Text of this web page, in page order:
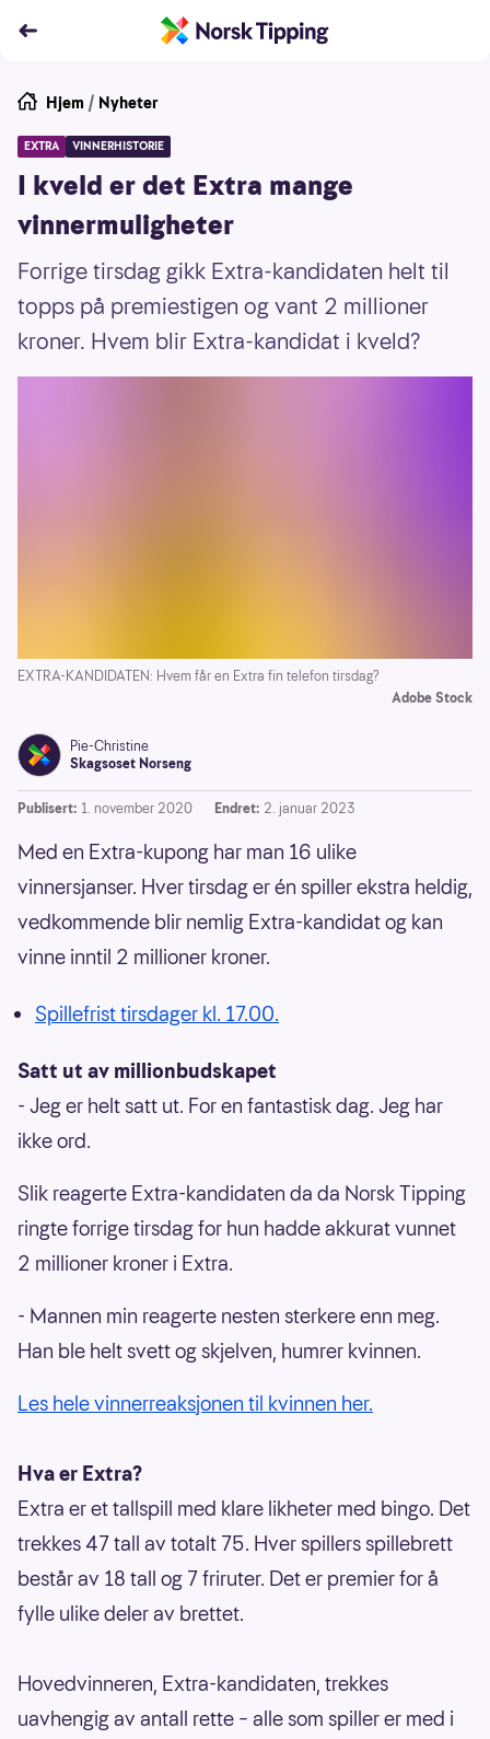
Hjem / Nyheter
EXTRA VINNERHISTORIE
I kveld er det Extra mange
vinnermuligheter
Forrige tirsdag gikk Extra-kandidaten helt til
topps på premiestigen og vant 2 millioner
kroner. Hvem blir Extra-kandidat i kveld?
EXTRA-KANDIDATEN: Hvem får en Extra fin telefon tirsdag?
Adobe Stock
Pie-Christine
Skagsoset Norseng
Publisert: 1. november 2020 Endret: 2. januar 2023
Med en Extra-kupong har man 16 ulike
vinnersjanser. Hver tirsdag er én spiller ekstra heldig,
vedkommende blir nemlig Extra-kandidat og kan
vinne inntil 2 millioner kroner.
Spillefrist tirsdager kl. 17.00.
Satt ut av millionbudskapet
- Jeg er helt satt ut. For en fantastisk dag. Jeg har
ikke ord.
Slik reagerte Extra-kandidaten da da Norsk Tipping
ringte forrige tirsdag for hun hadde akkurat vunnet
2 millioner kroner i Extra.
- Mannen min reagerte nesten sterkere enn meg.
Han ble helt svett og skjelven, humrer kvinnen.
Les hele vinnerreaksjonen til kvinnen her.
Hva er Extra?
Extra er et tallspill med klare likheter med bingo. Det
trekkes 47 tall av totalt 75. Hver spillers spillebrett
består av 18 tall og 7 friruter. Det er premier for å
fylle ulike deler av brettet.
Hovedvinneren, Extra-kandidaten, trekkes
uavhengig av antall rette – alle som spiller er med i